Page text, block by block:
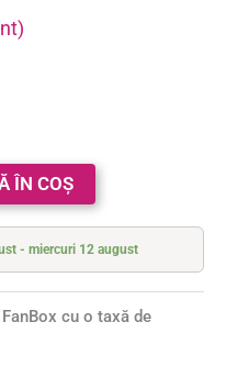
ÎN COȘ
- miercuri 12 august
cu o taxă de